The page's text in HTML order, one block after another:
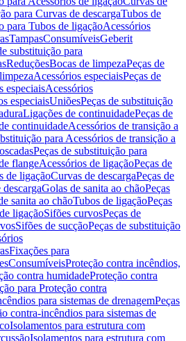
para Curvas de descargaTubos de
para Tubos de ligaçãoAcessórios
TampasConsumíveisGeberit
substituição para
ReduçõesBocas de limpezaPeças de
Acessórios especiaisPeças de
especiaisAcessórios
especiaisUniõesPeças de substituição
Ligações de continuidadePeças de
continuidadeAcessórios de transição a
para Acessórios de transição a
Peças de substituição para
flangeAcessórios de ligaçãoPeças de
de ligaçãoCurvas de descargaPeças de
Golas de sanita ao chãoPeças
sanita ao chãoTubos de ligaçãoPeças
ligaçãoSifões curvosPeças de
Sifões de sucçãoPeças de substituição
Fixações para
ConsumíveisProteção contra incêndios,
contra humidadeProteção contra
para Proteção contra
para sistemas de drenagemPeças
contra-incêndios para sistemas de
Isolamentos para estrutura com
Isolamentos para estrutura com